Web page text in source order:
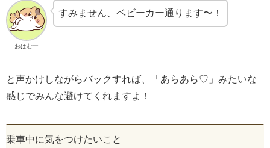
おはむー
すみません、ベビーカー通ります〜！
と声かけしながらバックすれば、「あらあら♡」みたいな
感じでみんな避けてくれますよ！
乗車中に気をつけたいこと